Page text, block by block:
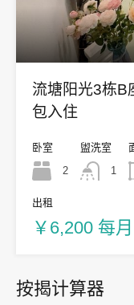
流塘阳光3栋B
包入住
卧室
2
盥洗室
1
出租
￥6,200 每月
按揭计算器